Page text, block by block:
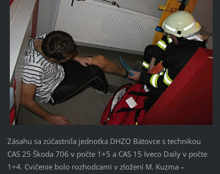
Zásahu sa zúčastnila jednotka DHZO Bátovce s technikou
CAS 25 Škoda 706 v počte 1+5 a CAS 15 Iveco Daily v počte
1+4. Cvičenie bolo rozhodcami v zložení M. Kuzma –